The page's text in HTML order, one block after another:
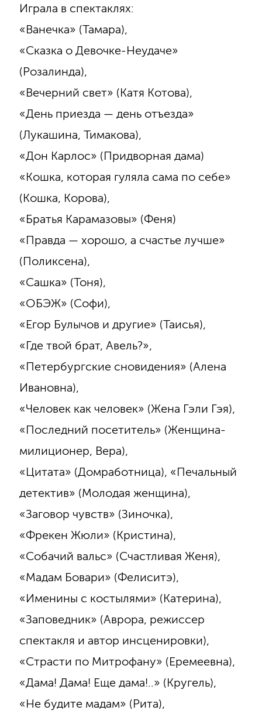
Играла в спектаклях:
«Ванечка» (Тамара),
«Сказка о Девочке-Неудаче»
(Розалинда),
«Вечерний свет» (Катя Котова),
«День приезда — день отъезда»
(Лукашина, Тимакова),
«Дон Карлос» (Придворная дама)
«Кошка, которая гуляла сама по себе»
(Кошка, Корова),
«Братья Карамазовы» (Феня)
«Правда — хорошо, а счастье лучше»
(Поликсена),
«Сашка» (Тоня),
«ОБЭЖ» (Софи),
«Егор Булычов и другие» (Таисья),
«Где твой брат, Авель?»,
«Петербургские сновидения» (Алена
Ивановна),
«Человек как человек» (Жена Гэли Гэя),
«Последний посетитель» (Женщина-
милиционер, Вера),
«Цитата» (Домработница), «Печальный
детектив» (Молодая женщина),
«Заговор чувств» (Зиночка),
«Фрекен Жюли» (Кристина),
«Собачий вальс» (Счастливая Женя),
«Мадам Бовари» (Фелиситэ),
«Именины с костылями» (Катерина),
«Заповедник» (Аврора, режиссер
спектакля и автор инсценировки),
«Страсти по Митрофану» (Еремеевна),
«Дама! Дама! Еще дама!..» (Кругель),
«Не будите мадам» (Рита),